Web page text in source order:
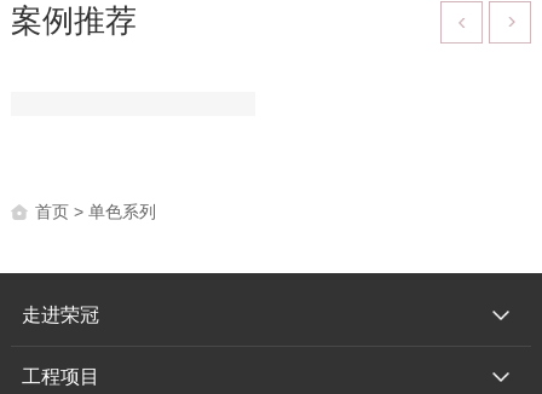
案例推荐
首页 > 单色系列
走进荣冠
工程项目